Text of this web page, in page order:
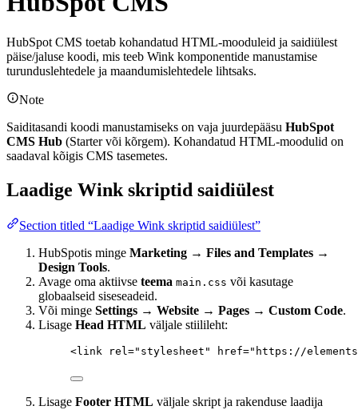
HubSpot CMS toetab kohandatud HTML-mooduleid ja saidiülest
päise/jaluse koodi, mis teeb Wink komponentide manustamise
turunduslehtedele ja maandumislehtedele lihtsaks.
Note
Saiditasandi koodi manustamiseks on vaja juurdepääsu HubSpot
CMS Hub (Starter või kõrgem). Kohandatud HTML-moodulid on
saadaval kõigis CMS tasemetes.
Laadige Wink skriptid saidiülest
Section titled “Laadige Wink skriptid saidiülest”
HubSpotis minge Marketing → Files and Templates →
Design Tools.
Avage oma aktiivse teema main.css või kasutage
globaalseid siseseadeid.
Või minge Settings → Website → Pages → Custom Code.
Lisage Head HTML väljale stiilileht:
<link rel =" stylesheet " href=" https://
Lisage Footer HTML väljale skript ja rakenduse laadija